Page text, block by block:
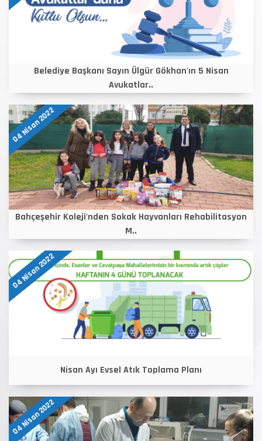
Belediye Başkanı Sayın Ülgür Gökhan'ın 5 Nisan
Avukatlar..
04 Nisan 2022
Bahçeşehir Koleji'nden Sokak Hayvanları Rehabilitasyon
M..
04 Nisan 2022
Nisan Ayı Evsel Atık Toplama Planı
04 Nisan 2022